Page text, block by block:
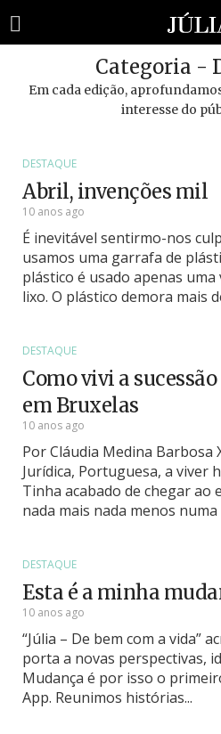
Categoria -
Em cada edição,
interesse do
DESTAQUE
Abril, invenções mil
10 anos ago
É inevitável sentirmo-nos
usamos uma garrafa de
plástico é usado apenas
lixo. O plástico demora mais
DESTAQUE
Como vivi a
em Bruxelas
10 anos ago
Por Cláudia Medina Barbosa
Jurídica, Portuguesa, a viver
Tinha acabado de chegar
nada mais nada menos numa
DESTAQUE
Esta é a minha
10 anos ago
“Júlia – De bem com a vida”
porta a novas perspectivas,
Mudança é por isso o
App. Reunimos histórias...